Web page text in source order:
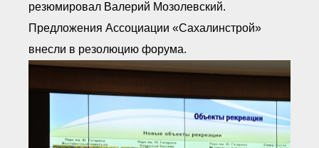
резюмировал Валерий Мозолевский.
Предложения Ассоциации «Сахалинстрой»
внесли в резолюцию форума.